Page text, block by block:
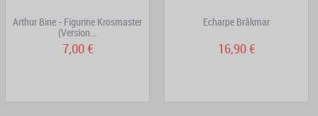
Arthur Bine - Figurine Krosmaster
(Version...
7,00 €
Echarpe Brâkmar
16,90 €